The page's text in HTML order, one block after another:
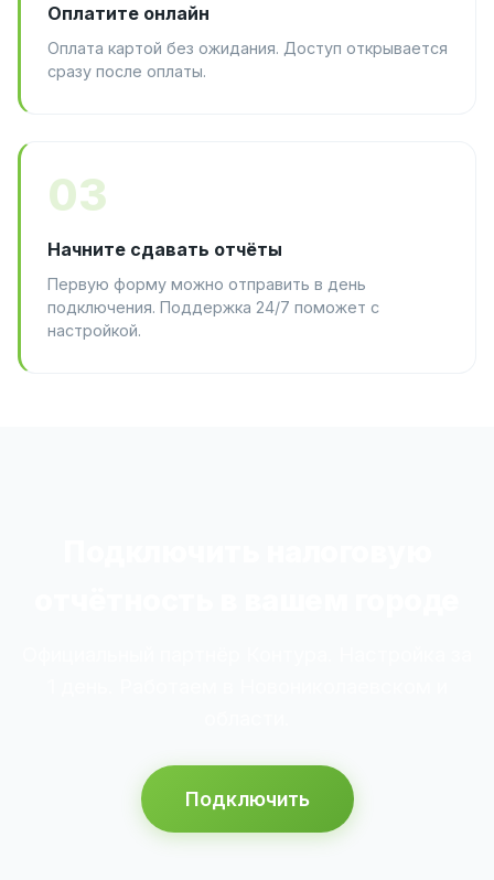
Оплатите онлайн
Оплата картой без ожидания. Доступ открывается
сразу после оплаты.
03
Начните сдавать отчёты
Первую форму можно отправить в день
подключения. Поддержка 24/7 поможет с
настройкой.
Подключить